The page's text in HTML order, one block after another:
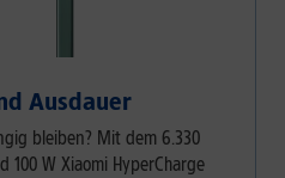
Ausdauer
bleiben? Mit dem 6.330
100 W Xiaomi HyperCharge